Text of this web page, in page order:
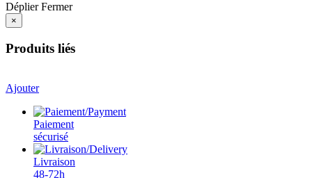
Déplier Fermer
×
Produits liés
Ajouter
Paiement
sécurisé
Livraison
48-72h